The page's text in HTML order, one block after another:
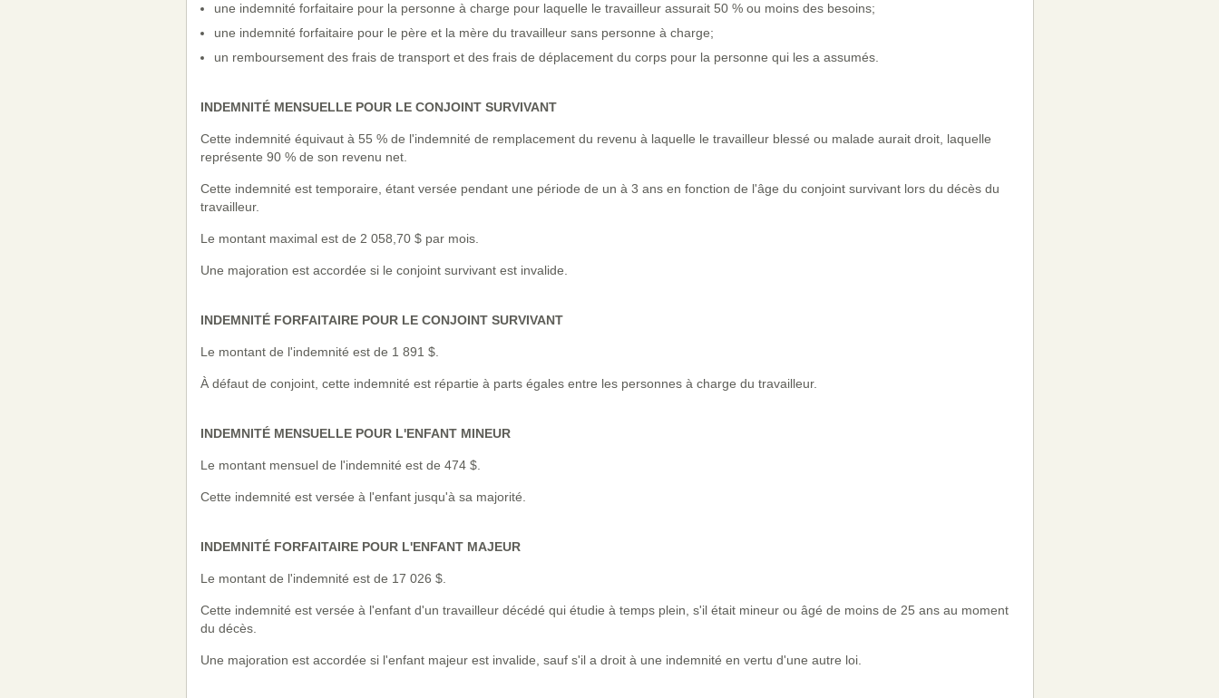
une indemnité forfaitaire pour la personne à charge pour laquelle le travailleur assurait 50 % ou moins des besoins;
une indemnité forfaitaire pour le père et la mère du travailleur sans personne à charge;
un remboursement des frais de transport et des frais de déplacement du corps pour la personne qui les a assumés.
INDEMNITÉ MENSUELLE POUR LE CONJOINT SURVIVANT
Cette indemnité équivaut à 55 % de l'indemnité de remplacement du revenu à laquelle le travailleur blessé ou malade aurait droit, laquelle
représente 90 % de son revenu net.
Cette indemnité est temporaire, étant versée pendant une période de un à 3 ans en fonction de l'âge du conjoint survivant lors du décès du
travailleur.
Le montant maximal est de 2 058,70 $ par mois.
Une majoration est accordée si le conjoint survivant est invalide.
INDEMNITÉ FORFAITAIRE POUR LE CONJOINT SURVIVANT
Le montant de l'indemnité est de 1 891 $.
À défaut de conjoint, cette indemnité est répartie à parts égales entre les personnes à charge du travailleur.
INDEMNITÉ MENSUELLE POUR L'ENFANT MINEUR
Le montant mensuel de l'indemnité est de 474 $.
Cette indemnité est versée à l'enfant jusqu'à sa majorité.
INDEMNITÉ FORFAITAIRE POUR L'ENFANT MAJEUR
Le montant de l'indemnité est de 17 026 $.
Cette indemnité est versée à l'enfant d'un travailleur décédé qui étudie à temps plein, s'il était mineur ou âgé de moins de 25 ans au moment
du décès.
Une majoration est accordée si l'enfant majeur est invalide, sauf s'il a droit à une indemnité en vertu d'une autre loi.